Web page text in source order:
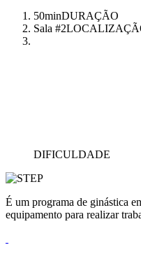
50minDURAÇÃO
Sala #2
DIFICULDADE
É um programa de ginástica
equipamento para realizar